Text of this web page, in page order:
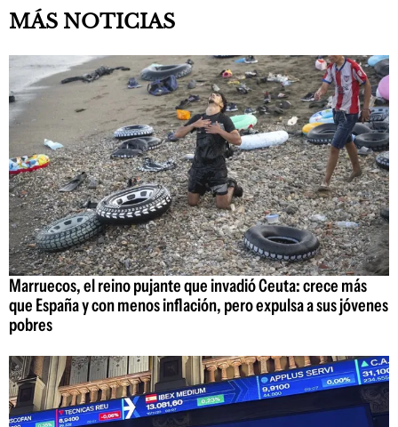
MÁS NOTICIAS
Marruecos, el reino pujante que invadió Ceuta: crece más
que España y con menos inflación, pero expulsa a sus jóvenes
pobres